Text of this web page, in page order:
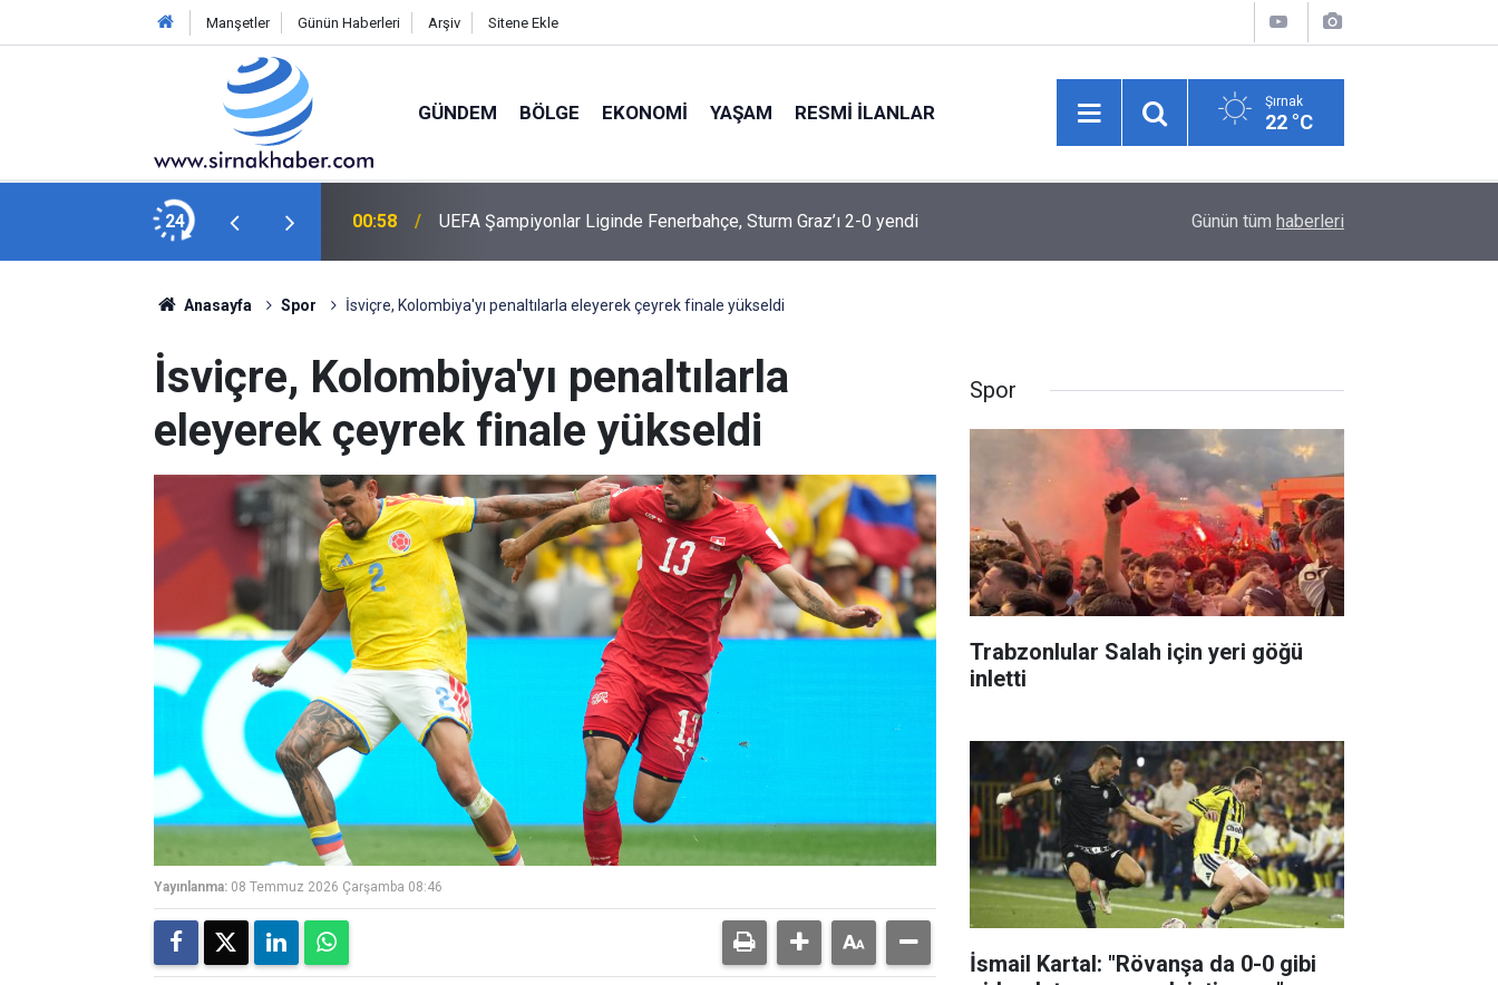
Manşetler Günün Haberleri Arşiv Sitene Ekle
GÜNDEM BÖLGE EKONOMI YAŞAM RESMI İLANLAR Şırnak
22 °C
24
giderek turu geçmek istiyoruz" 00:58 UEFA Şampiyonlar Liginde Fenerbahçe, Sturm Graz’ı 2-0 yendi Hasankeyf Tüneli girişinde feci kaza: 12 yaralı
Günün tüm haberleri
Anasayfa Spor İsviçre, Kolombiya'yı penaltılarla eleyerek çeyrek finale yükseldi
İsviçre, Kolombiya'yı penaltılarla
eleyerek çeyrek finale yükseldi
Yayınlanma: 08 Temmuz 2026 Çarşamba 08:46
Spor
Trabzonlular Salah için yeri göğü
inletti
İsmail Kartal: "Rövanşa da 0-0 gibi